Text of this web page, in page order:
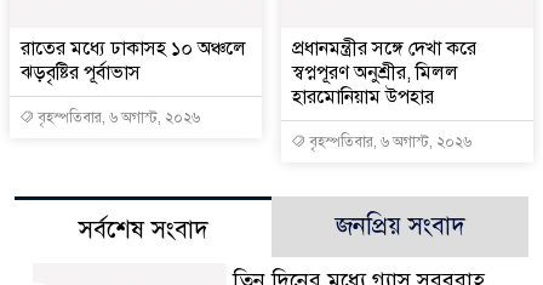
রাতের মধ্যে ঢাকাসহ ১০ অঞ্চলে
ঝড়বৃষ্টির পূর্বাভাস
বৃহস্পতিবার, ৬ অগাস্ট, ২০২৬
প্রধানমন্ত্রীর সঙ্গে দেখা করে
স্বপ্নপূরণ অনুশ্রীর, মিলল
হারমোনিয়াম উপহার
বৃহস্পতিবার, ৬ অগাস্ট, ২০২৬
সর্বশেষ সংবাদ জনপ্রিয় সংবাদ